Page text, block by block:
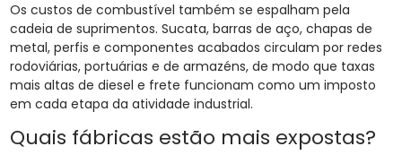
Os custos de combustível também se espalham pela
cadeia de suprimentos. Sucata, barras de aço, chapas de
metal, perfis e componentes acabados circulam por redes
rodoviárias, portuárias e de armazéns, de modo que taxas
mais altas de diesel e frete funcionam como um imposto
em cada etapa da atividade industrial.
Quais fábricas estão mais expostas?